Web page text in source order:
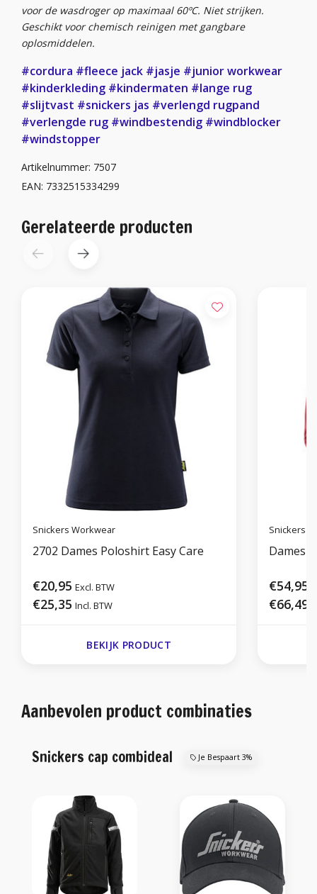
voor de wasdroger op maximaal 60ºC. Niet strijken.
Geschikt voor chemisch reinigen met gangbare
oplosmiddelen.
#cordura #fleece jack #jasje #junior workwear
#kinderkleding #kindermaten #lange rug
#slijtvast #snickers jas #verlengd rugpand
#verlengde rug #windbestendig #windblocker
#windstopper
Artikelnummer: 7507
EAN: 7332515334299
Gerelateerde producten
Snickers Workwear
2702 Dames Poloshirt Easy Care
€20,95 Excl. BTW
€25,35 Incl. BTW
BEKIJK PRODUCT
Snickers
Dames
€54,95
€66,49
Aanbevolen product combinaties
Snickers cap combideal Je Bespaart 3%